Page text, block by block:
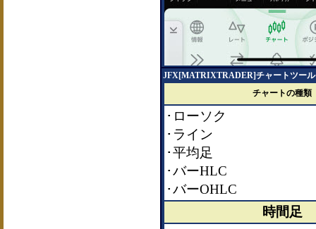
JFX[MATRIXTRADER]チャートツール
チャートの種類
･ローソク
･ライン
･平均足
･バーHLC
･バーOHLC
時間足